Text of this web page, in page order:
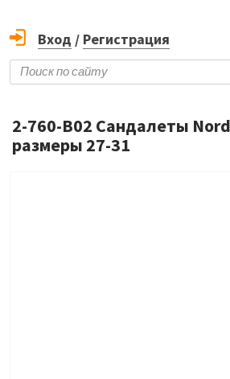
Вход / Регистрация
2-760-B02 Сандалеты
размеры 27-31